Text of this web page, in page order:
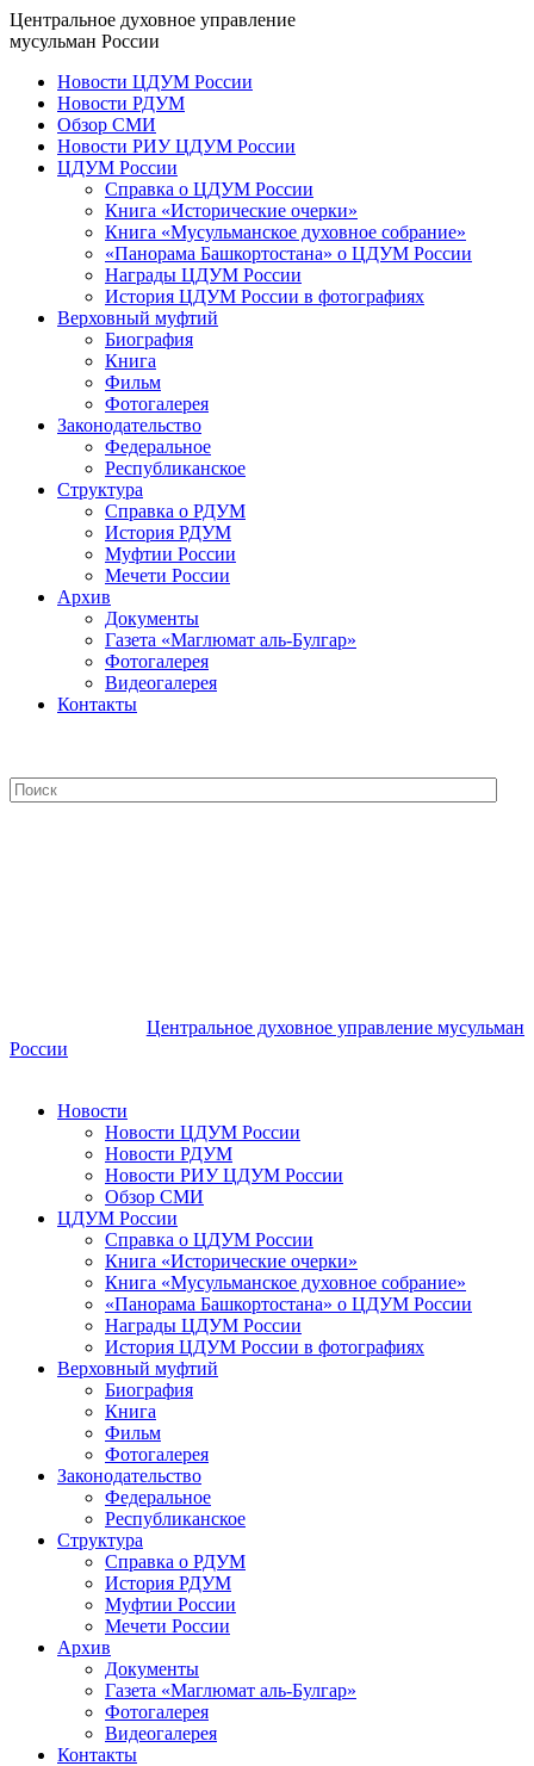
Центральное духовное управление
мусульман России
Новости ЦДУМ России
Новости РДУМ
Обзор СМИ
Новости РИУ ЦДУМ России
ЦДУМ России
Справка о ЦДУМ России
Книга «Исторические очерки»
Книга «Мусульманское духовное собрание»
«Панорама Башкортостана» о ЦДУМ России
Награды ЦДУМ России
История ЦДУМ России в фотографиях
Верховный муфтий
Биография
Книга
Фильм
Фотогалерея
Законодательство
Федеральное
Республиканское
Структура
Справка о РДУМ
История РДУМ
Муфтии России
Мечети России
Архив
Документы
Газета «Маглюмат аль-Булгар»
Фотогалерея
Видеогалерея
Контакты
Центральное духовное управление мусульман
России
Новости
Новости ЦДУМ России
Новости РДУМ
Новости РИУ ЦДУМ России
Обзор СМИ
ЦДУМ России
Справка о ЦДУМ России
Книга «Исторические очерки»
Книга «Мусульманское духовное собрание»
«Панорама Башкортостана» о ЦДУМ России
Награды ЦДУМ России
История ЦДУМ России в фотографиях
Верховный муфтий
Биография
Книга
Фильм
Фотогалерея
Законодательство
Федеральное
Республиканское
Структура
Справка о РДУМ
История РДУМ
Муфтии России
Мечети России
Архив
Документы
Газета «Маглюмат аль-Булгар»
Фотогалерея
Видеогалерея
Контакты